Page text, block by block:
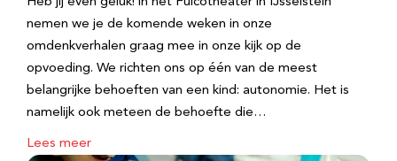
nemen we je de komende weken in onze
omdenkverhalen graag mee in onze kijk op de
opvoeding. We richten ons op één van de meest
belangrijke behoeften van een kind: autonomie. Het is
namelijk ook meteen de behoefte die…
Lees meer